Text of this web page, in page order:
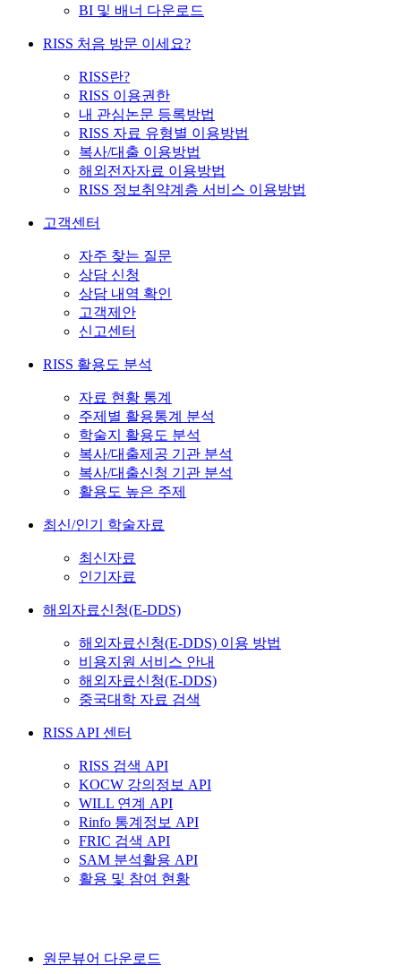
BI 및 배너 다운로드
RISS 처음 방문 이세요?
RISS란?
RISS 이용권한
내 관심논문 등록방법
RISS 자료 유형별 이용방법
복사/대출 이용방법
해외전자자료 이용방법
RISS 정보취약계층 서비스 이용방법
고객센터
자주 찾는 질문
상담 신청
상담 내역 확인
고객제안
신고센터
RISS 활용도 분석
자료 현황 통계
주제별 활용통계 분석
학술지 활용도 분석
복사/대출제공 기관 분석
복사/대출신청 기관 분석
활용도 높은 주제
최신/인기 학술자료
최신자료
인기자료
해외자료신청(E-DDS)
해외자료신청(E-DDS) 이용 방법
비용지원 서비스 안내
해외자료신청(E-DDS)
중국대학 자료 검색
RISS API 센터
RISS 검색 API
KOCW 강의정보 API
WILL 연계 API
Rinfo 통계정보 API
FRIC 검색 API
SAM 분석활용 API
활용 및 참여 현황
원문뷰어 다운로드